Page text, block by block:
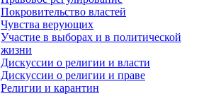
Покровительство властей
Чувства верующих
Участие в выборах и в политической
жизни
Дискуссии о религии и власти
Дискуссии о религии и праве
Религии и карантин